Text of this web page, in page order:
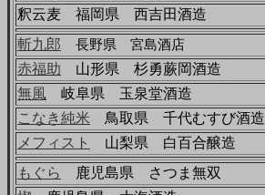
釈云麦 福岡県 西吉田酒造
斬九郎
長野県 宮島酒店
赤福助 山形県 杉勇蕨岡酒造
無風 岐阜県 玉泉堂酒造
こなき純米 鳥取県 千代むすび酒造
メフィスト
山梨県 白百合醸造
もぐら
鹿児島県 さつま無双